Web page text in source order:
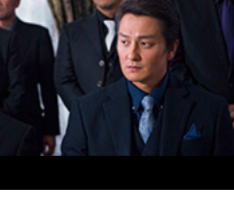
loading...